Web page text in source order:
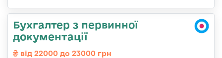
Бухгалтер з первинної
документації
від 22000 до 23000 грн